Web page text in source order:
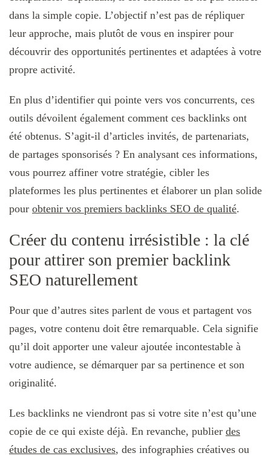
dans la simple copie. L’objectif n’est pas de répliquer
leur approche, mais plutôt de vous en inspirer pour
découvrir des opportunités pertinentes et adaptées à votre
propre activité.
En plus d’identifier qui pointe vers vos concurrents, ces
outils dévoilent également comment ces backlinks ont
été obtenus. S’agit-il d’articles invités, de partenariats,
de partages sponsorisés ? En analysant ces informations,
vous pourrez affiner votre stratégie, cibler les
plateformes les plus pertinentes et élaborer un plan solide
pour obtenir vos premiers backlinks SEO de qualité.
Créer du contenu irrésistible : la clé
pour attirer son premier backlink
SEO naturellement
Pour que d’autres sites parlent de vous et partagent vos
pages, votre contenu doit être remarquable. Cela signifie
qu’il doit apporter une valeur ajoutée incontestable à
votre audience, se démarquer par sa pertinence et son
originalité.
Les backlinks ne viendront pas si votre site n’est qu’une
copie de ce qui existe déjà. En revanche, publier des
études de cas exclusives, des infographies créatives ou